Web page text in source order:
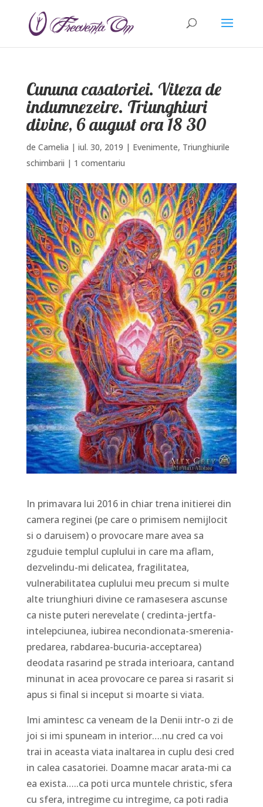
Cununa casatoriei. Viteza de
indumnezeire. Triunghiuri
divine, 6 august ora 18 30
de Camelia | iul. 30, 2019 | Evenimente, Triunghiurile
schimbarii | 1 comentariu
In primavara lui 2016 in chiar trena initierei din
camera reginei (pe care o primisem nemijlocit
si o daruisem) o provocare mare avea sa
zguduie templul cuplului in care ma aflam,
dezvelindu-mi delicatea, fragilitatea,
vulnerabilitatea cuplului meu precum si multe
alte triunghiuri divine ce ramasesera ascunse
ca niste puteri nerevelate ( credinta-jertfa-
intelepciunea, iubirea necondionata-smerenia-
predarea, rabdarea-bucuria-acceptarea)
deodata rasarind pe strada interioara, cantand
minunat in acea provocare ce parea si rasarit si
apus si final si inceput si moarte si viata.
Imi amintesc ca veneam de la Denii intr-o zi de
joi si imi spuneam in interior….nu cred ca voi
trai in aceasta viata inaltarea in cuplu desi cred
in calea casatoriei. Doamne macar arata-mi ca
ea exista…..ca poti urca muntele christic, sfera
cu sfera, intregime cu intregime, ca poti radia